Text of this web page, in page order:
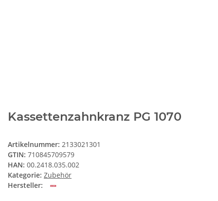
Kassettenzahnkranz PG 1070
Artikelnummer: 2133021301
GTIN: 710845709579
HAN: 00.2418.035.002
Kategorie: Zubehör
Hersteller: